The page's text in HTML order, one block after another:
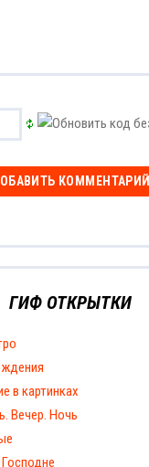
ГИФ ОТКРЫТКИ
в картинках
Вечер. Ночь